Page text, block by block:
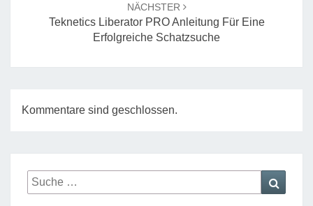
NÄCHSTER
Teknetics Liberator PRO Anleitung Für Eine
Erfolgreiche Schatzsuche
Kommentare sind geschlossen.
Suche
nach: